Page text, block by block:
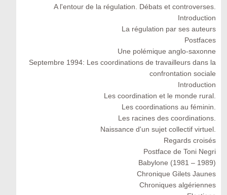
A l'entour de la régulation. Débats et controverses.
Introduction
La régulation par ses auteurs
Postfaces
Une polémique anglo-saxonne
Septembre 1994: Les coordinations de travailleurs dans la
confrontation sociale
Introduction
Les coordination et le monde rural.
Les coordinations au féminin.
Les racines des coordinations.
Naissance d'un sujet collectif virtuel.
Regards croisés
Postface de Toni Negri
Babylone (1981 – 1989)
Chronique Gilets Jaunes
Chroniques algériennes